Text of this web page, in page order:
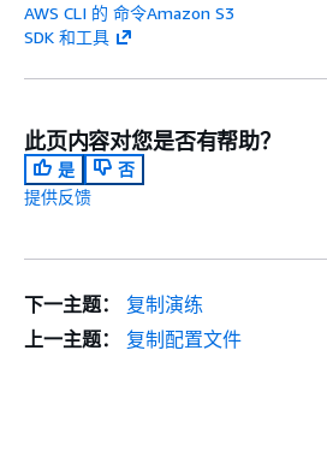
AWS CLI 的 命令Amazon S3
SDK 和工具
此页内容对您是否有帮助？
是
否
提供反馈
下一主题：
复制演练
上一主题：
复制配置文件